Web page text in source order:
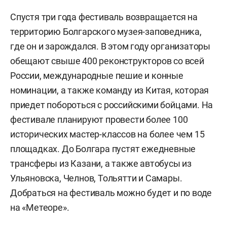
Спустя три года фестиваль возвращается на
территорию Болгарского музея-заповедника,
где он и зарождался. В этом году организаторы
обещают свыше 400 реконструкторов со всей
России, международные пешие и конные
номинации, а также команду из Китая, которая
приедет побороться с российскими бойцами. На
фестивале планируют провести более 100
исторических мастер-классов на более чем 15
площадках. До Болгара пустят ежедневные
трансферы из Казани, а также автобусы из
Ульяновска, Челнов, Тольятти и Самары.
Добраться на фестиваль можно будет и по воде
на «Метеоре».